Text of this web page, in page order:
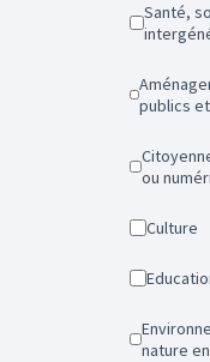
Santé, solidarités,
Aménagement des espaces
publics
Citoyenneté, innovation sociale
ou
Culture
Environnement, espaces verts,
nature